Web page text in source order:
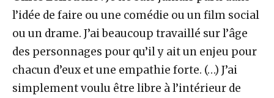
l’idée de faire ou une comédie ou un film social
ou un drame. J’ai beaucoup travaillé sur l’âge
des personnages pour qu’il y ait un enjeu pour
chacun d’eux et une empathie forte. (…) J’ai
simplement voulu être libre à l’intérieur de